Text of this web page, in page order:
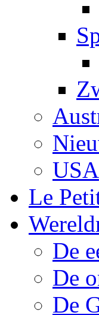
USA
Le
De
De
De